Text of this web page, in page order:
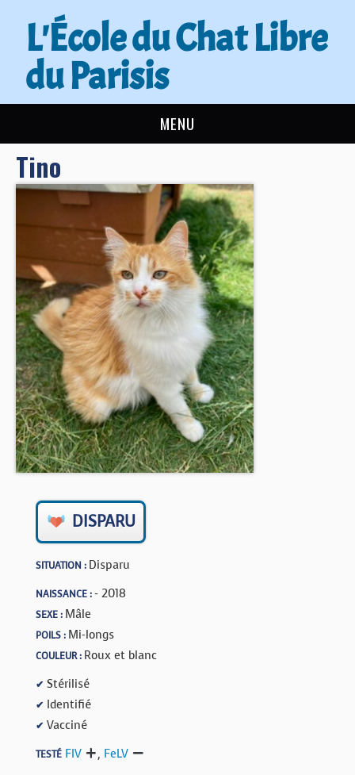
L'École du Chat Libre
du Parisis
MENU
L’ÉCOLE DU CHAT
ACTUALITÉS
NOUS AIDER
CONTACT
BOUTIQUE
FORUM
Tino
DISPARU
SITUATION : Disparu
NAISSANCE :- 2018
SEXE : Mâle
POILS : Mi-longs
COULEUR : Roux et blanc
✔ Stérilisé
✔ Identifié
✔ Vacciné
TESTÉ FIV , FeLV